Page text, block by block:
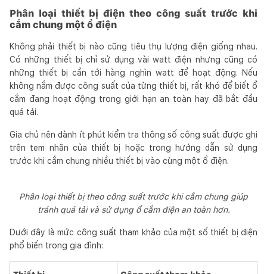
Phân loại thiết bị điện theo công suất trước khi
cắm chung một ổ điện
Không phải thiết bị nào cũng tiêu thụ lượng điện giống nhau.
Có những thiết bị chỉ sử dụng vài watt điện nhưng cũng có
những thiết bị cần tới hàng nghìn watt để hoạt động. Nếu
không nắm được công suất của từng thiết bị, rất khó để biết ổ
cắm đang hoạt động trong giới hạn an toàn hay đã bắt đầu
quá tải.
Gia chủ nên dành ít phút kiểm tra thông số công suất được ghi
trên tem nhãn của thiết bị hoặc trong hướng dẫn sử dụng
trước khi cắm chung nhiều thiết bị vào cùng một ổ điện.
Phân loại thiết bị theo công suất trước khi cắm chung giúp
tránh quá tải và sử dụng ổ cắm điện an toàn hơn.
Dưới đây là mức công suất tham khảo của một số thiết bị điện
phổ biến trong gia đình: